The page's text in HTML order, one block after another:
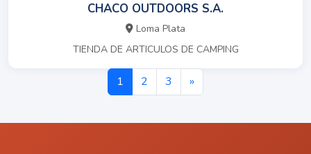
CHACO OUTDOORS S.A.
Loma Plata
TIENDA DE ARTICULOS DE CAMPING
1 2 3 »